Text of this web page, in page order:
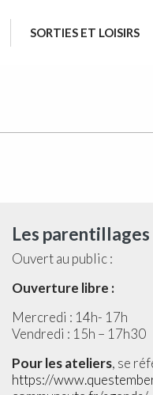
SORTIES ET LOISIRS
Les parentillages
Ouvert au public :
Ouverture libre :
Mercredi : 14h- 17h
Vendredi : 15h – 17h30
Pour les ateliers, se
https://